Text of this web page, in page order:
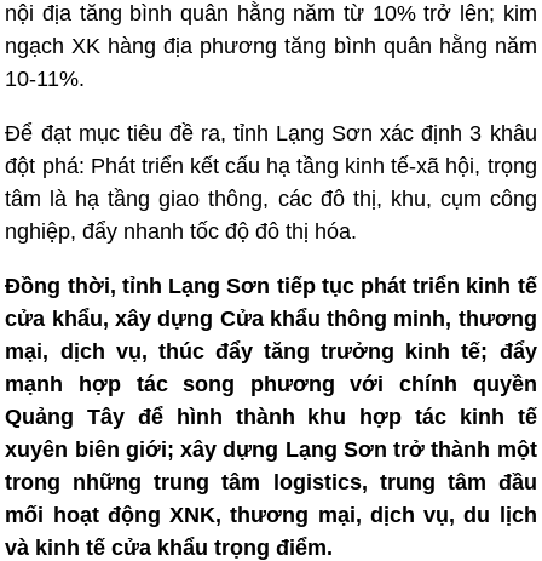
nội địa tăng bình quân hằng năm từ 10% trở lên; kim
ngạch XK hàng địa phương tăng bình quân hằng năm
10-11%.
Để đạt mục tiêu đề ra, tỉnh Lạng Sơn xác định 3 khâu
đột phá: Phát triển kết cấu hạ tầng kinh tế-xã hội, trọng
tâm là hạ tầng giao thông, các đô thị, khu, cụm công
nghiệp, đẩy nhanh tốc độ đô thị hóa.
Đồng thời, tỉnh Lạng Sơn tiếp tục phát triển kinh tế
cửa khẩu, xây dựng Cửa khẩu thông minh, thương
mại, dịch vụ, thúc đẩy tăng trưởng kinh tế; đẩy
mạnh hợp tác song phương với chính quyền
Quảng Tây để hình thành khu hợp tác kinh tế
xuyên biên giới; xây dựng Lạng Sơn trở thành một
trong những trung tâm logistics, trung tâm đầu
mối hoạt động XNK, thương mại, dịch vụ, du lịch
và kinh tế cửa khẩu trọng điểm.